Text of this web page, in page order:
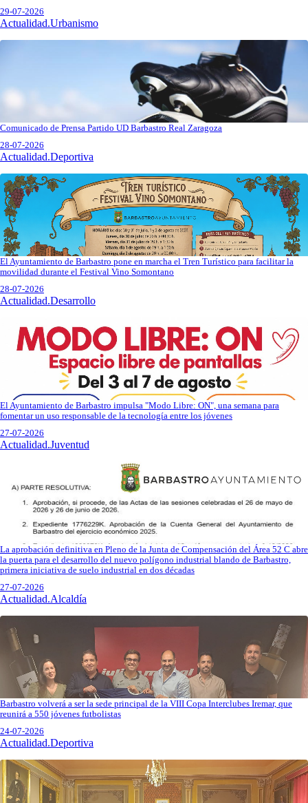
29-07-2026
Actualidad.Urbanismo
Comunicado de Prensa Partido UD Barbastro Real Zaragoza
28-07-2026
Actualidad.Deportiva
El Ayuntamiento de Barbastro pone en marcha el Tren Turístico para facilitar la
movilidad durante el Festival Vino Somontano
28-07-2026
Actualidad.Desarrollo
El Ayuntamiento de Barbastro impulsa "Modo Libre: ON", una semana para
fomentar un uso responsable de la tecnología entre los jóvenes
27-07-2026
Actualidad.Juventud
La aprobación definitiva en Pleno de la Junta de Compensación del Área 52 C abre
la puerta para el desarrollo del nuevo polígono industrial blando de Barbastro,
primera iniciativa de suelo industrial en dos décadas
27-07-2026
Actualidad.Alcaldía
Barbastro volverá a ser la sede principal de la VIII Copa Interclubes Iremar, que
reunirá a 550 jóvenes futbolistas
24-07-2026
Actualidad.Deportiva